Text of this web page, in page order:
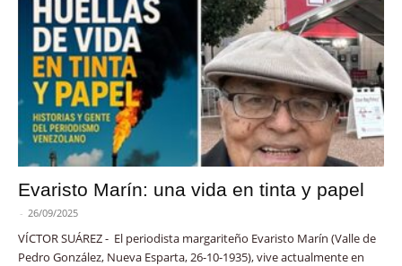
Evaristo Marín: una vida en tinta y papel
- 26/09/2025
VÍCTOR SUÁREZ - El periodista margariteño Evaristo Marín (Valle de
Pedro González, Nueva Esparta, 26-10-1935), vive actualmente en